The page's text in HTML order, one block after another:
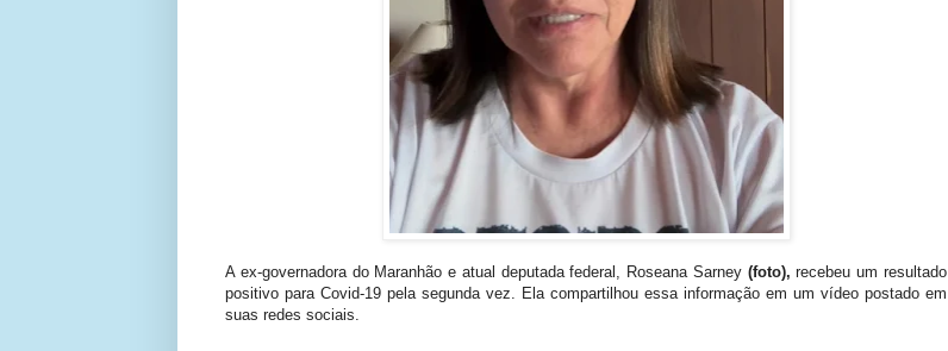
A ex-governadora do Maranhão e atual deputada federal, Roseana Sarney (foto), recebeu um resultado
positivo para Covid-19 pela segunda vez. Ela compartilhou essa informação em um vídeo postado em
suas redes sociais.